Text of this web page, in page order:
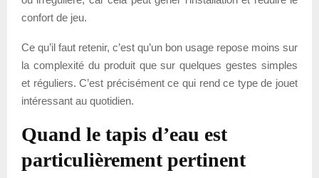
confort de jeu.
Ce qu’il faut retenir, c’est qu’un bon usage repose moins sur
la complexité du produit que sur quelques gestes simples
et réguliers. C’est précisément ce qui rend ce type de jouet
intéressant au quotidien.
Quand le tapis d’eau est
particulièrement pertinent